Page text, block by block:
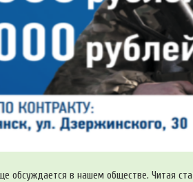
обсуждается в нашем обществе. Читая